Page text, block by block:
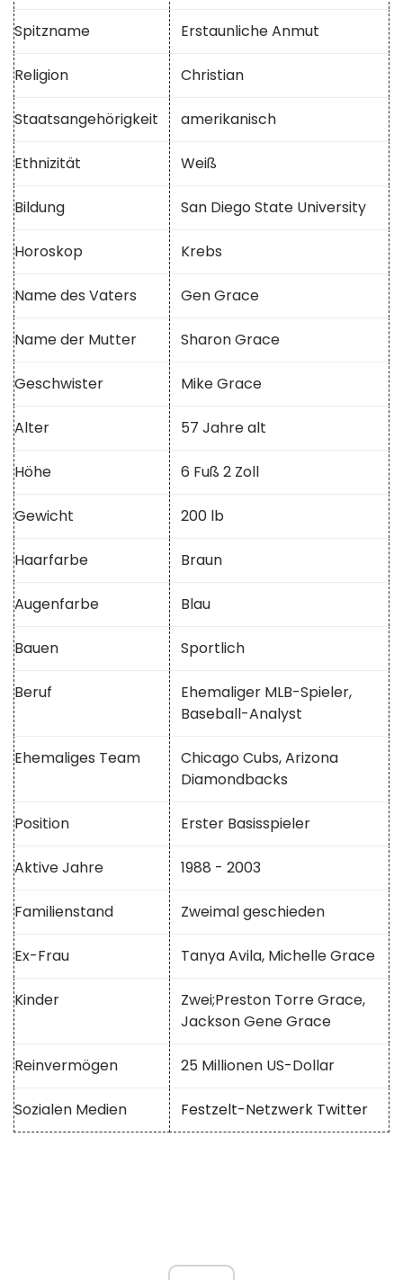
Spitzname Erstaunliche Anmut
Religion Christian
Staatsangehörigkeit amerikanisch
Ethnizität Weiß
Bildung San Diego State University
Horoskop Krebs
Name des Vaters Gen Grace
Name der Mutter Sharon Grace
Geschwister Mike Grace
Alter 57 Jahre alt
Höhe 6 Fuß 2 Zoll
Gewicht 200 lb
Haarfarbe Braun
Augenfarbe Blau
Bauen Sportlich
Beruf
Ehemaliger MLB-Spieler,
Baseball-Analyst
Ehemaliges Team
Chicago Cubs, Arizona
Diamondbacks
Position Erster Basisspieler
Aktive Jahre 1988 - 2003
Familienstand Zweimal geschieden
Ex-Frau Tanya Avila, Michelle Grace
Kinder Zwei;Preston Torre Grace,
Jackson Gene Grace
Reinvermögen 25 Millionen US-Dollar
Sozialen Medien Festzelt-Netzwerk Twitter